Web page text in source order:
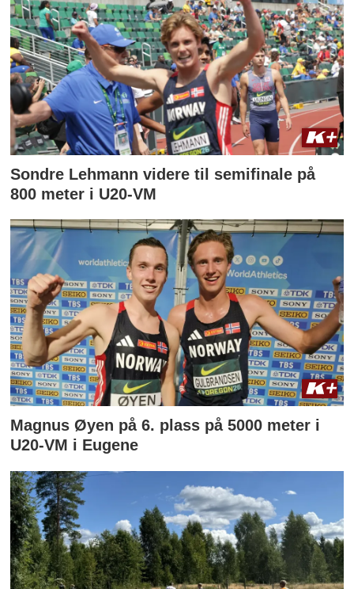
Sondre Lehmann videre til semifinale på
800 meter i U20-VM
Magnus Øyen på 6. plass på 5000 meter i
U20-VM i Eugene